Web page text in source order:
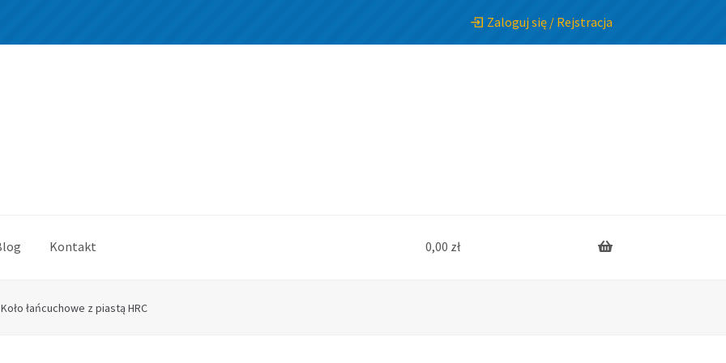
Zaloguj się / Rejstracja
Kontakt 0,00 zł
Koło łańcuchowe z piastą HRC